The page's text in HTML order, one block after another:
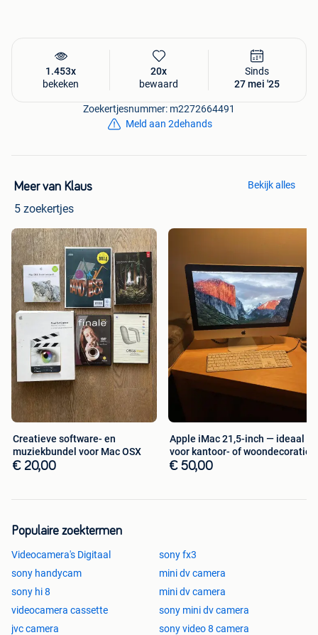
1.453x
bekeken
20x
bewaard
Sinds
27 mei '25
Zoekertjesnummer: m2272664491
Meld aan 2dehands
Meer van Klaus
5 zoekertjes
Bekijk alles
Creatieve software- en
muziekbundel voor Mac OSX
€ 20,00
Apple iMac 21,5-inch — ideaal
voor kantoor- of woondecoratie
€ 50,00
Populaire zoektermen
Videocamera's Digitaal
sony fx3
sony handycam
mini dv camera
sony hi 8
mini dv camera
videocamera cassette
sony mini dv camera
jvc camera
sony video 8 camera